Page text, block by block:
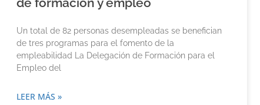
Un total de 82 personas desempleadas se benefician
de tres programas para el fomento de la
empleabilidad La Delegación de Formación para el
Empleo del
LEER MÁS »